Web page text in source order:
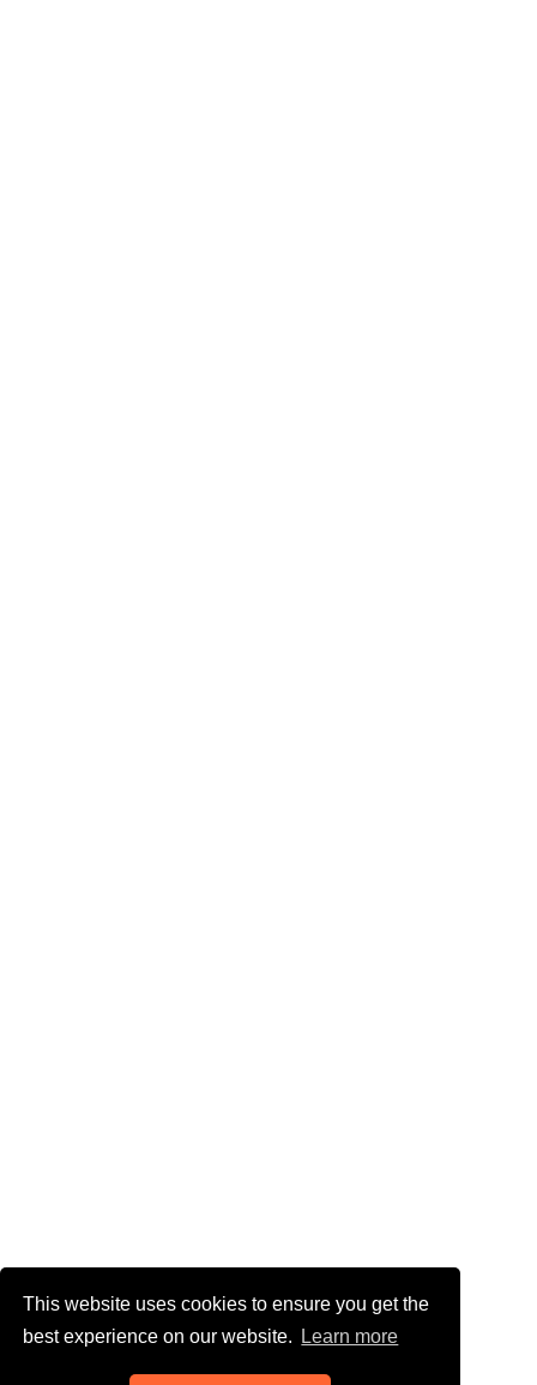
This website uses cookies to ensure you get the
best experience on our website.
Learn more